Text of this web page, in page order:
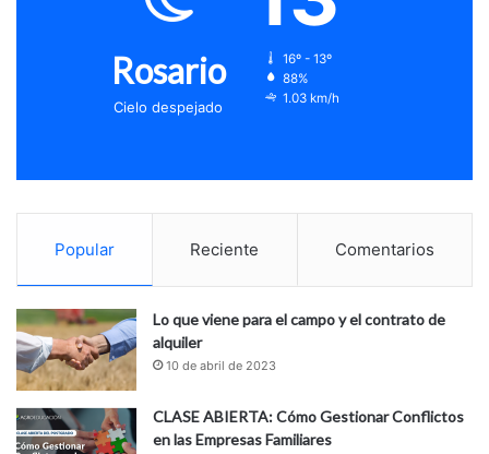
Rosario
Cielo despejado
16º - 13º
88%
1.03 km/h
Popular Reciente Comentarios
Lo que viene para el campo y el contrato de
alquiler
10 de abril de 2023
CLASE ABIERTA: Cómo Gestionar Conflictos
en las Empresas Familiares